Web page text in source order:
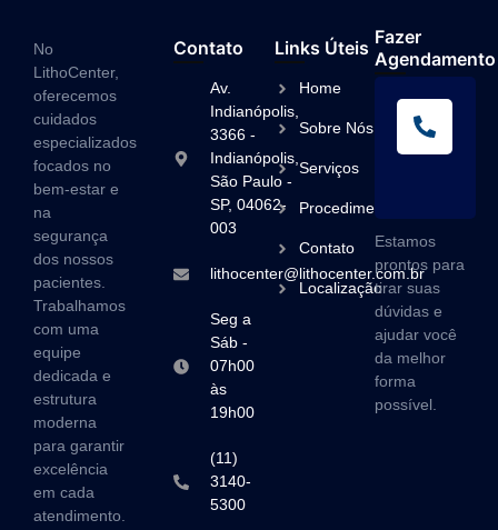
No
LithoCenter,
oferecemos
cuidados
especializados
focados no
bem-estar e
na
segurança
dos nossos
pacientes.
Trabalhamos
com uma
equipe
dedicada e
estrutura
moderna
para garantir
excelência
em cada
atendimento.
Contato
Av.
Indianópolis,
3366 -
Indianópolis,
São Paulo -
SP, 04062-
003
lithocenter@lithocenter.com.br
Seg a
Sáb -
07h00
às
19h00
(11)
3140-
5300
Links Úteis
Home
Sobre Nós
Serviços
Procedimentos
Contato
Localização
Fazer
Agendamento
Estamos
prontos para
tirar suas
dúvidas e
ajudar você
da melhor
forma
possível.